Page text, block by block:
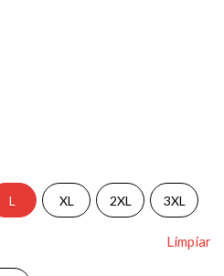
L XL 2XL 3XL
Limpiar